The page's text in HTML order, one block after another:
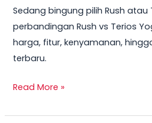
Sedang bingung pilih Rush atau
perbandingan Rush vs Terios
harga, fitur, kenyamanan,
terbaru.
Read More »